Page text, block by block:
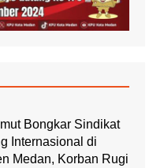
Bongkar Sindikat
Internasional di
Medan, Korban Rugi